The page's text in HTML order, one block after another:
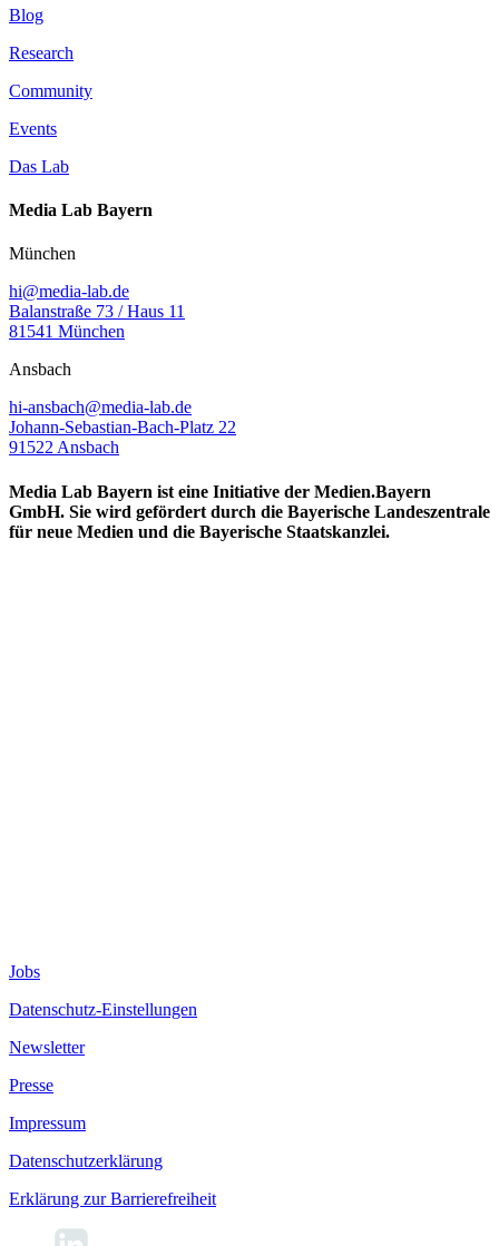
Blog
Research
Community
Events
Das Lab
Media Lab Bayern
München
hi@media-lab.de
Balanstraße 73 / Haus 11
81541 München
Ansbach
hi-ansbach@media-lab.de
Johann-Sebastian-Bach-Platz 22
91522 Ansbach
Media Lab Bayern ist eine Initiative der Medien.Bayern
GmbH. Sie wird gefördert durch die Bayerische Landeszentrale
für neue Medien und die Bayerische Staatskanzlei.
Jobs
Datenschutz-Einstellungen
Newsletter
Presse
Impressum
Datenschutzerklärung
Erklärung zur Barrierefreiheit